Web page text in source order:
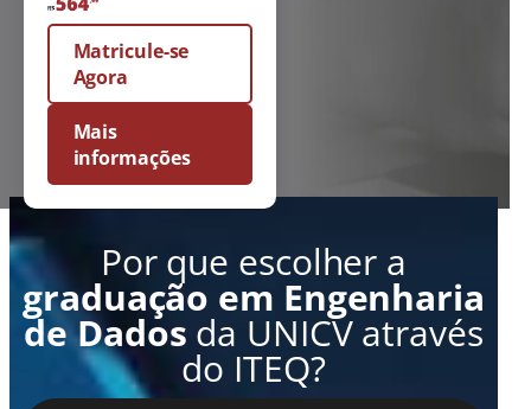
Matricule-se
Agora
Mais
informações
Por que escolher a
graduação em Engenharia
de Dados da UNICV através
do ITEQ?